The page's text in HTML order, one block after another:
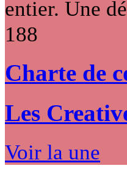
entier. Une
188
Charte de
Les
Voir la une